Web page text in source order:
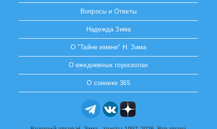
Вопросы и Ответы
Надежда Зима
О "Тайне имени" Н. Зима
О ежедневных гороскопах
О соннике 365